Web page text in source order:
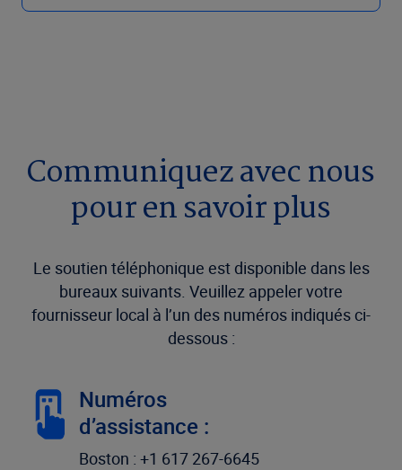
Communiquez avec nous
pour en savoir plus
Le soutien téléphonique est disponible dans les
bureaux suivants. Veuillez appeler votre
fournisseur local à l’un des numéros indiqués ci-
dessous :
Numéros
d’assistance :
Boston : +1 617 267-6645